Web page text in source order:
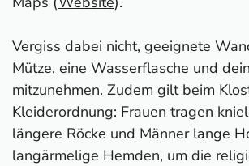
Vergiss dabei nicht, geeignete
Mütze, eine Wasserflasche und
mitzunehmen. Zudem gilt beim
Kleiderordnung: Frauen tragen
längere Röcke und Männer lange
langärmelige Hemden, um die